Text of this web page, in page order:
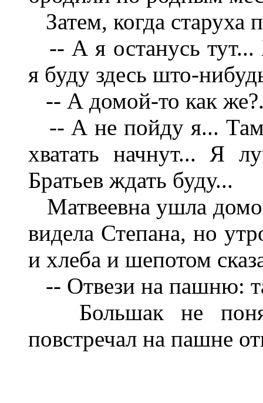
Затем, когда старуха
-- А я останусь
я буду здесь што-
-- А домой-то как
-- А не пойду я... Там
хватать начнут... Я
Братьев ждать буду...
Матвеевна ушла
видела Степана, но
и хлеба и шепотом
-- Отвези на пашню:
Большак не
повстречал на пашне